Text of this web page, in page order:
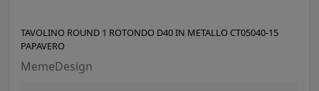
TAVOLINO ROUND 1 ROTONDO D40 IN METALLO CT05040-15
PAPAVERO
MemeDesign